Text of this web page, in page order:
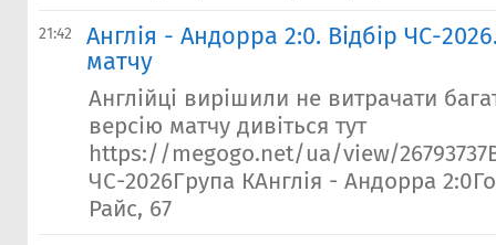
21:42
Англія - Андорра 2:0. Відбір ЧС-
матчу
Англійці вирішили не витрачати
версію матчу дивіться тут
https://megogo.net/ua/view/
ЧС-2026Група КАнглія - Андорра
Райс, 67